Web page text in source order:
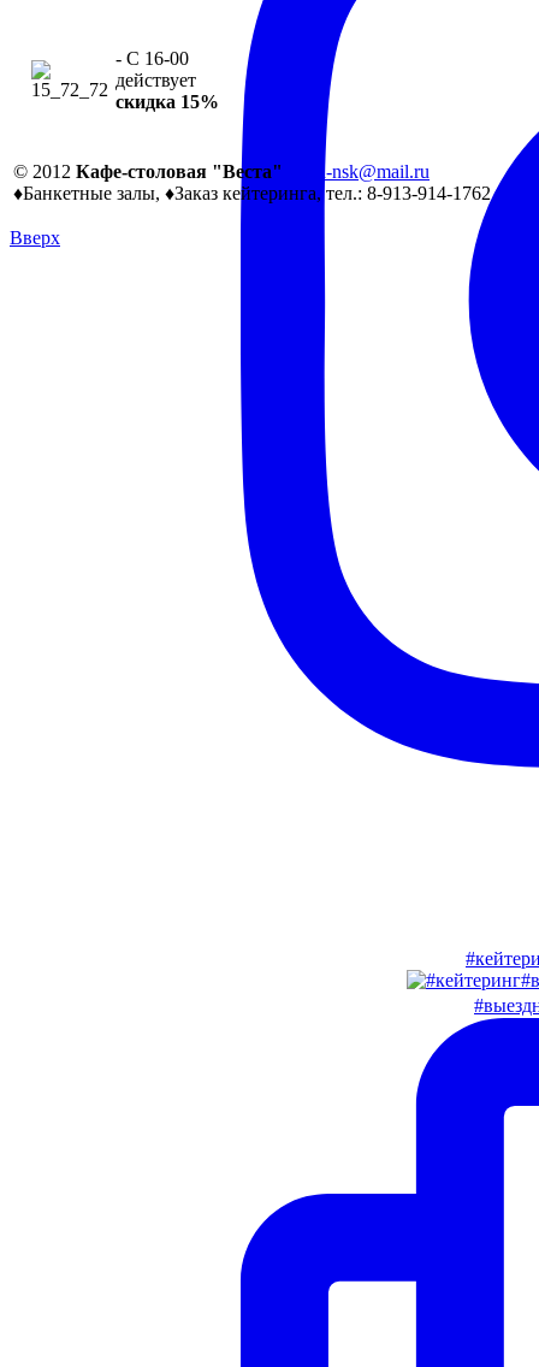
- С 16-00
действует
скидка 15%
© 2012 Кафе-столовая "Веста"
vesta-nsk@mail.ru
♦Банкетные залы, ♦Заказ кейтеринга, тел.: 8-913-914-1762
Вверх